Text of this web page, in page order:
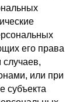
его права
или при
субъекта